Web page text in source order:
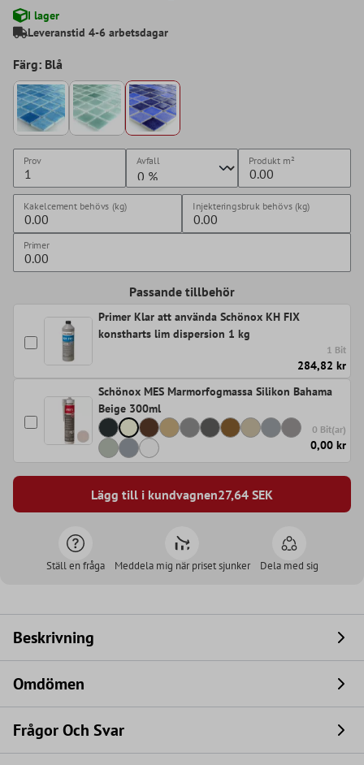
I lager
Leveranstid 4-6 arbetsdagar
Färg: Blå
Prov Avfall Produkt m²
Kakelcement behövs (kg) Injekteringsbruk behövs (kg)
Primer
Passande tillbehör
Primer Klar att använda Schönox KH FIX
konstharts lim dispersion 1 kg
1 Bit
284,82 kr
Schönox MES Marmorfogmassa Silikon Bahama
Beige 300ml
0 Bit(ar)
0,00 kr
Lägg till i kundvagnen27,64 SEK
Ställ en fråga Meddela mig när priset sjunker Dela med sig
Beskrivning
Omdömen
Frågor Och Svar